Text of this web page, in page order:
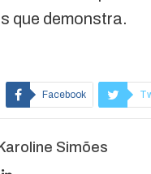
que demonstra.
Facebook
Simões